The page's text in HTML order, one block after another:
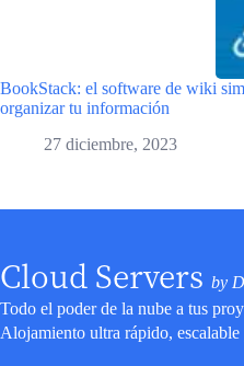
BookStack: el software de wiki
organizar tu información
27 diciembre, 2023
Cloud Servers by
Todo el poder de la nube a tus
Alojamiento ultra rápido,